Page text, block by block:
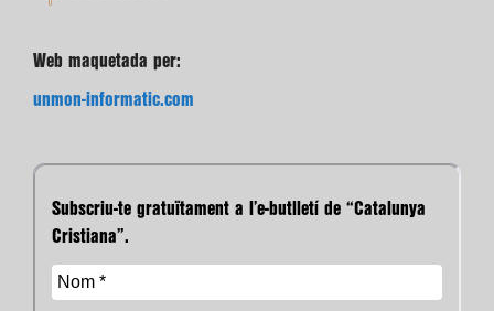
Web maquetada per:
unmon-informatic.com
Subscriu-te gratuïtament a l’e-butlletí de “Catalunya
Cristiana”.